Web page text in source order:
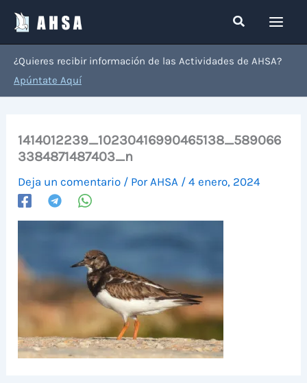
contenido
Buscar
¿Quieres recibir información de las Actividades de AHSA?
Apúntate Aquí
1414012239_10230416990465138_589066
3384871487403_n
Deja un comentario / Por AHSA /4 enero, 2024